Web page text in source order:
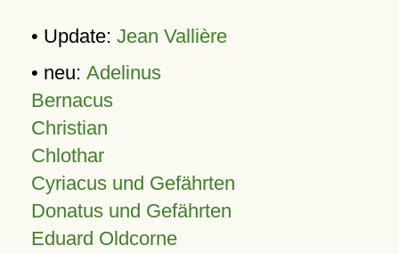
• Update: Jean Vallière
• neu: Adelinus
Bernacus
Christian
Chlothar
Cyriacus und Gefährten
Donatus und Gefährten
Eduard Oldcorne